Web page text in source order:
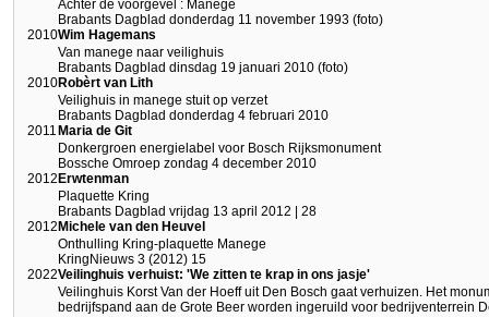
Achter de voorgevel : Manege
Brabants Dagblad donderdag 11 november 1993 (foto)
2010Wim Hagemans
Van manege naar veilighuis
Brabants Dagblad dinsdag 19 januari 2010 (foto)
2010Robèrt van Lith
Veilighuis in manege stuit op verzet
Brabants Dagblad donderdag 4 februari 2010
2011 Maria de Git
Donkergroen energielabel voor Bosch Rijksmonument
Bossche Omroep zondag 4 december 2010
2012 Erwtenman
Plaquette Kring
Brabants Dagblad vrijdag 13 april 2012 | 28
2012 Michele van den Heuvel
Onthulling Kring-plaquette Manege
KringNieuws 3 (2012) 15
2022Veilinghuis verhuist: 'We zitten te krap in ons jasje'
Veilinghuis Korst Van der Hoeff uit Den Bosch gaat verhuizen. Het
bedrijfspand aan de Grote Beer worden ingeruild voor bedrijventerrein